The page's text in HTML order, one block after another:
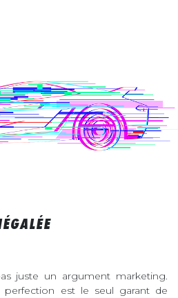
juste un argument marketing.
perfection est le seul garant de